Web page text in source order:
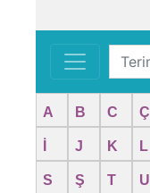
A B C Ç
J K L
S Ş T U